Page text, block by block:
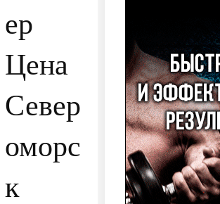
ер
Цена
Север
оморс
к